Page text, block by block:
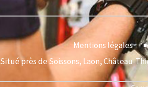
Mentions légales
Situé près de Soissons, Laon, Château-